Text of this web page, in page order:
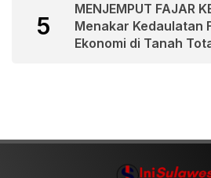
5
MENJEMPUT FAJAR
Menakar Kedaulatan
Ekonomi di Tanah